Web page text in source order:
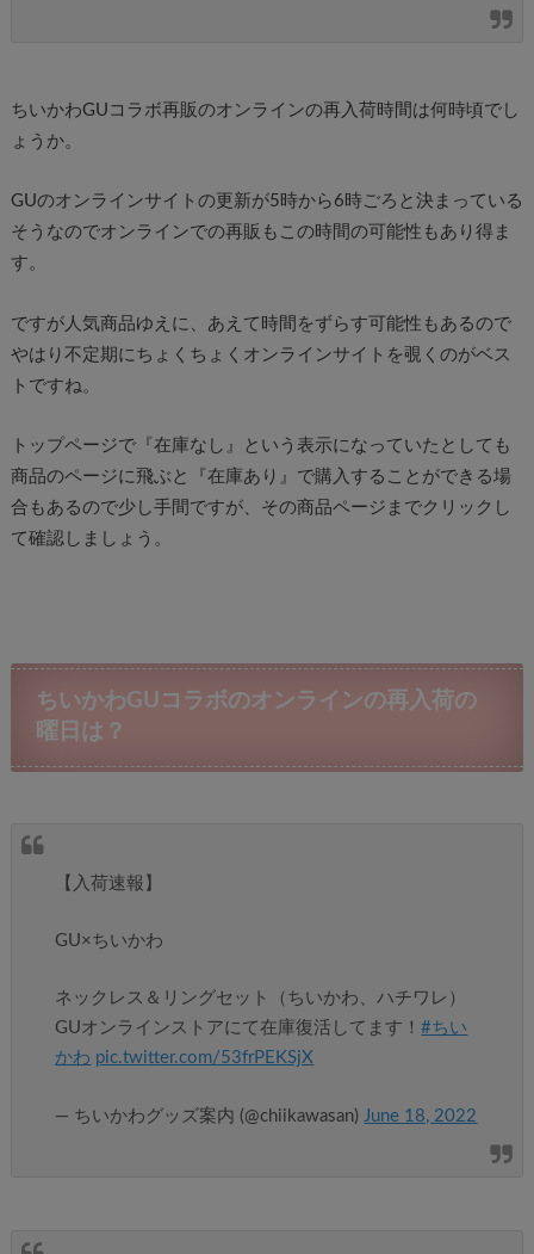
ちいかわGUコラボ再販のオンラインの再入荷時間は何時頃でし
ょうか。
GUのオンラインサイトの更新が5時から6時ごろと決まっている
そうなのでオンラインでの再販もこの時間の可能性もあり得ま
す。
ですが人気商品ゆえに、あえて時間をずらす可能性もあるので
やはり不定期にちょくちょくオンラインサイトを覗くのがベス
トですね。
トップページで『在庫なし』という表示になっていたとしても
商品のページに飛ぶと『在庫あり』で購入することができる場
合もあるので少し手間ですが、その商品ページまでクリックし
て確認しましょう。
ちいかわGUコラボのオンラインの再入荷の
曜日は？
【入荷速報】
GU×ちいかわ
ネックレス＆リングセット（ちいかわ、ハチワレ）
GUオンラインストアにて在庫復活してます！#ちい
かわ pic.twitter.com/53frPEKSjX
— ちいかわグッズ案内 (@chiikawasan) June 18, 2022